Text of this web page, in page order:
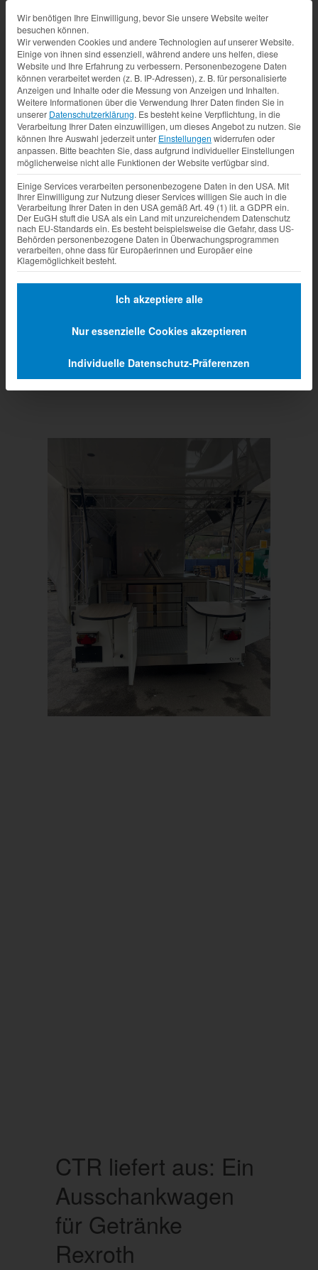
Prev Next
CTR liefert aus: Ein
Ausschankwagen
für Getränke
Rexroth
Datenschutz-Präferenz
Wir benötigen Ihre Einwilligung, bevor Sie unsere Website weiter
besuchen können.
Wir verwenden Cookies und andere Technologien auf unserer Website.
Einige von ihnen sind essenziell, während andere uns helfen, diese
Website und Ihre Erfahrung zu verbessern. Personenbezogene Daten
können verarbeitet werden (z. B. IP-Adressen), z. B. für personalisierte
Anzeigen und Inhalte oder die Messung von Anzeigen und Inhalten.
Weitere Informationen über die Verwendung Ihrer Daten finden Sie in
unserer Datenschutzerklärung. Es besteht keine Verpflichtung, in die
Verarbeitung Ihrer Daten einzuwilligen, um dieses Angebot zu nutzen. Sie
können Ihre Auswahl jederzeit unter Einstellungen widerrufen oder
anpassen. Bitte beachten Sie, dass aufgrund individueller Einstellungen
möglicherweise nicht alle Funktionen der Website verfügbar sind.
Einige Services verarbeiten personenbezogene Daten in den USA. Mit
Ihrer Einwilligung zur Nutzung dieser Services willigen Sie auch in die
Verarbeitung Ihrer Daten in den USA gemäß Art. 49 (1) lit. a GDPR ein.
Der EuGH stuft die USA als ein Land mit unzureichendem Datenschutz
nach EU-Standards ein. Es besteht beispielsweise die Gefahr, dass US-
Behörden personenbezogene Daten in Überwachungsprogrammen
verarbeiten, ohne dass für Europäerinnen und Europäer eine
Klagemöglichkeit besteht.
Ich akzeptiere alle
Nur essenzielle Cookies akzeptieren
Individuelle Datenschutz-Präferenzen